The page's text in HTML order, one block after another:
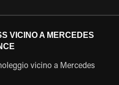
VICINO A MERCEDES
vicino a Mercedes